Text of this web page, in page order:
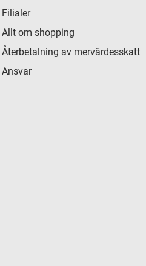
Filialer
Allt om shopping
Återbetalning av mervärdesskatt
Ansvar